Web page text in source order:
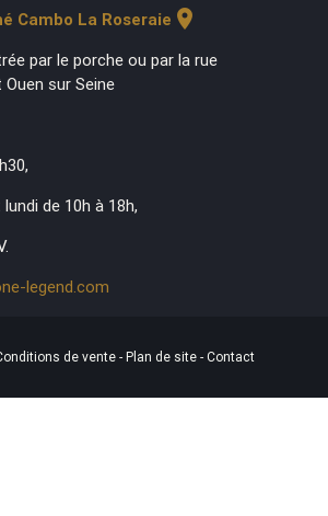
Cambo La Roseraie location_on
par le porche ou par la rue
sur Seine
de 10h à 18h,
legend.com
de vente - Plan de site - Contact